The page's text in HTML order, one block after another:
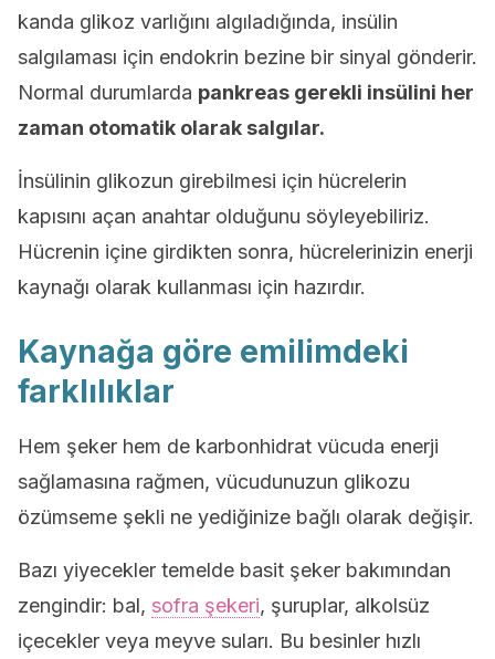
kanda glikoz varlığını algıladığında, insülin
salgılaması için endokrin bezine bir sinyal gönderir.
Normal durumlarda pankreas gerekli insülini her
zaman otomatik olarak salgılar.
İnsülinin glikozun girebilmesi için hücrelerin
kapısını açan anahtar olduğunu söyleyebiliriz.
Hücrenin içine girdikten sonra, hücrelerinizin enerji
kaynağı olarak kullanması için hazırdır.
Kaynağa göre emilimdeki
farklılıklar
Hem şeker hem de karbonhidrat vücuda enerji
sağlamasına rağmen, vücudunuzun glikozu
özümseme şekli ne yediğinize bağlı olarak değişir.
Bazı yiyecekler temelde basit şeker bakımından
zengindir: bal, sofra şekeri, şuruplar, alkolsüz
içecekler veya meyve suları. Bu besinler hızlı